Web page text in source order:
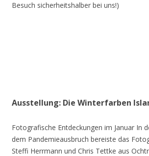
Besuch sicherheitshalber bei uns!)
Ausstellung: Die Winterfarben
Fotografische Entdeckungen im Januar In
dem Pandemieausbruch bereiste das
Steffi Herrmann und Chris Tettke aus